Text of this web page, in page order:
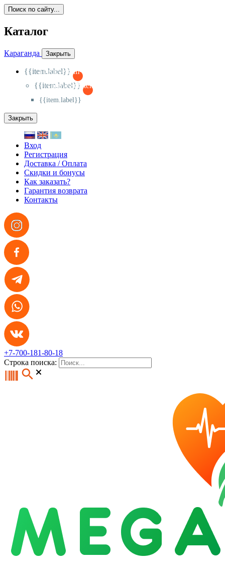
Поиск по сайту...
Каталог
Караганда Закрыть
{{item.label}}
{{activeItem==item.id?'-
{{item.label}}
{{activeSubitem==item.id?'-
{{item.label}}
Закрыть
Вход
Регистрация
Доставка / Оплата
Скидки и бонусы
Как заказать?
Гарантия возврата
Контакты
+7-700-181-80-18
Строка поиска: